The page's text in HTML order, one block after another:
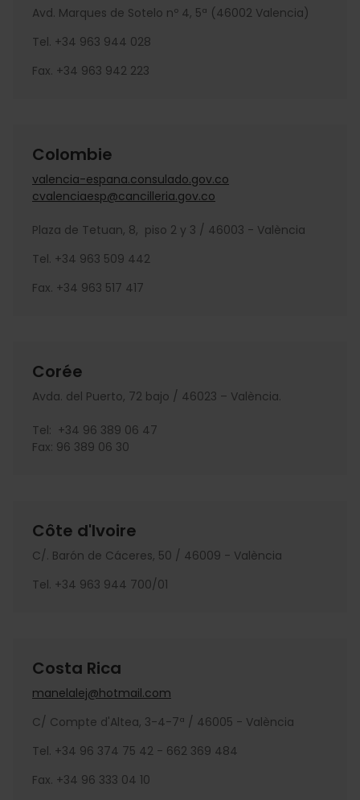
Avd. Marques de Sotelo nº 4, 5ª (46002 Valencia)
Tel. +34 963 944 028
Fax. +34 963 942 223
Colombie
valencia-espana.consulado.gov.co
cvalenciaesp@cancilleria.gov.co
Plaza de Tetuan, 8, piso 2 y 3 / 46003 - València
Tel. +34 963 509 442
Fax. +34 963 517 417
Corée
Avda. del Puerto, 72 bajo / 46023 – València.
Tel: +34 96 389 06 47
Fax: 96 389 06 30
Côte d'Ivoire
C/. Barón de Cáceres, 50 / 46009 - València
Tel. +34 963 944 700/01
Costa Rica
manelalej@hotmail.com
C/ Compte d'Altea, 3-4-7ª / 46005 - València
Tel. +34 96 374 75 42 - 662 369 484
Fax. +34 96 333 04 10